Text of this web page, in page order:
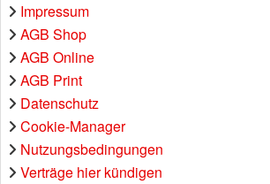
Impressum
AGB Shop
AGB Online
AGB Print
Datenschutz
Cookie-Manager
Nutzungsbedingungen
Verträge hier kündigen